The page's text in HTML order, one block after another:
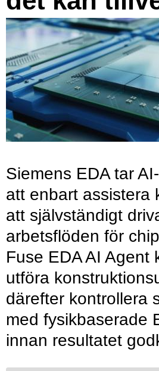
Siemens EDA tar
att enbart assistera
att självständigt
arbetsflöden för
Fuse EDA AI Agent
utföra
därefter kontrollera
med fysikbaserade
innan resultatet